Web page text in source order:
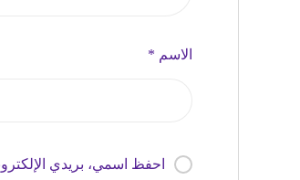
الاسم *
احفظ اسمي، بريدي